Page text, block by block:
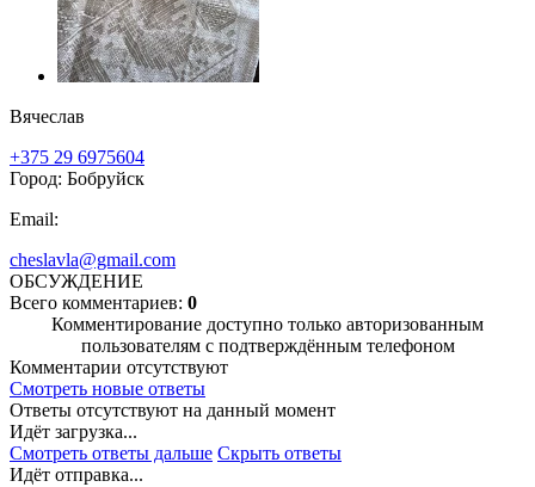
Вячеслав
+375 29 6975604
Город: Бобруйск
Email:
cheslavla@gmail.com
ОБСУЖДЕНИЕ
Всего комментариев: 0
Комментирование доступно только авторизованным
пользователям с подтверждённым телефоном
Комментарии отсутствуют
Смотреть новые ответы
Ответы отсутствуют на данный момент
Идёт загрузка...
Смотреть ответы дальше Скрыть ответы
Идёт отправка...